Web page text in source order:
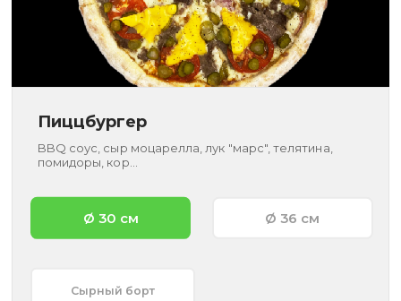
Пиццбургер
BBQ соус, сыр моцарелла, лук "марс", телятина,
помидоры, кор...
Ø 30 см Ø 36 см
Сырный борт